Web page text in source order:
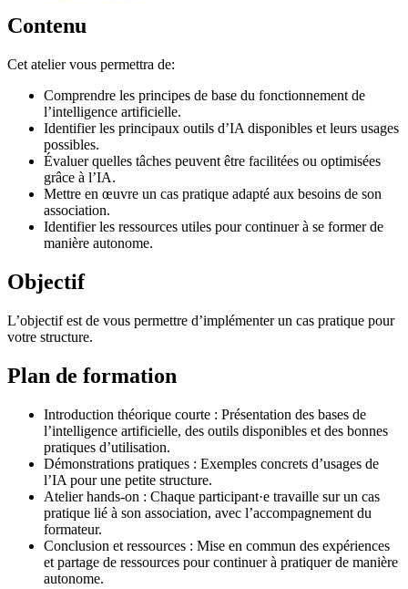
Contenu
Cet atelier vous permettra de:
Comprendre les principes de base du fonctionnement de
l’intelligence artificielle.
Identifier les principaux outils d’IA disponibles et leurs usages
possibles.
Évaluer quelles tâches peuvent être facilitées ou optimisées
grâce à l’IA.
Mettre en œuvre un cas pratique adapté aux besoins de son
association.
Identifier les ressources utiles pour continuer à se former de
manière autonome.
Objectif
L’objectif est de vous permettre d’implémenter un cas pratique pour
votre structure.
Plan de formation
Introduction théorique courte : Présentation des bases de
l’intelligence artificielle, des outils disponibles et des bonnes
pratiques d’utilisation.
Démonstrations pratiques : Exemples concrets d’usages de
l’IA pour une petite structure.
Atelier hands-on : Chaque participant·e travaille sur un cas
pratique lié à son association, avec l’accompagnement du
formateur.
Conclusion et ressources : Mise en commun des expériences
et partage de ressources pour continuer à pratiquer de manière
autonome.